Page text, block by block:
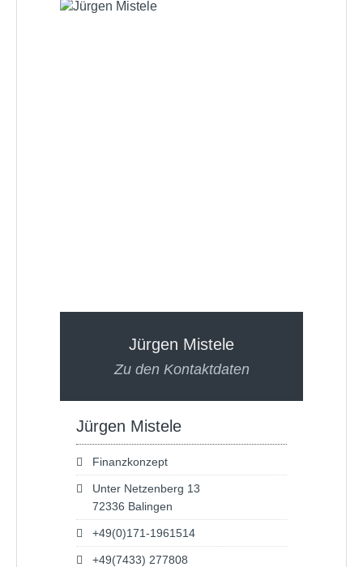
Jürgen Mistele
Zu den Kontaktdaten
Jürgen Mistele
Finanzkonzept
Unter Netzenberg 13
72336 Balingen
+49(0)171-1961514
+49(7433) 277808